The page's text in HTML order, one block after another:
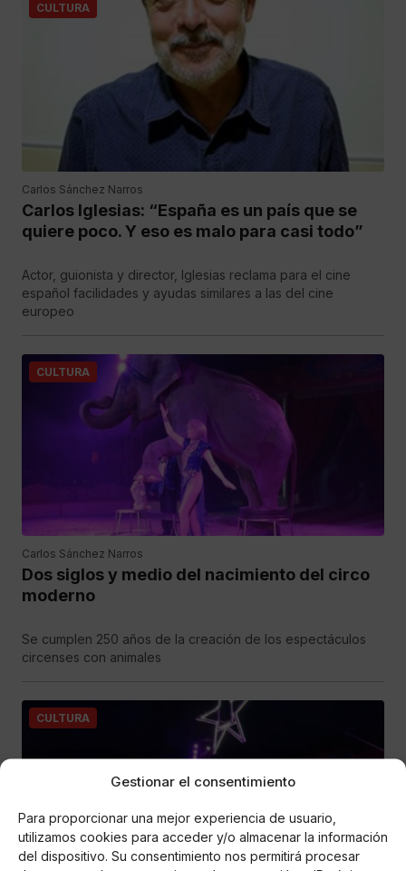
Gestionar el consentimiento
Para proporcionar una mejor experiencia de usuario,
utilizamos cookies para acceder y/o almacenar la información
del dispositivo. Su consentimiento nos permitirá procesar
CULTURA
Carlos Sánchez Narros
Carlos Iglesias: “España es un país que se
quiere poco. Y eso es malo para casi todo”
Actor, guionista y director, Iglesias reclama para el cine
español facilidades y ayudas similares a las del cine
europeo
CULTURA
Carlos Sánchez Narros
Dos siglos y medio del nacimiento del circo
moderno
Se cumplen 250 años de la creación de los espectáculos
circenses con animales
CULTURA